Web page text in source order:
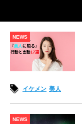
NEWS
イケメン 美人
NEWS